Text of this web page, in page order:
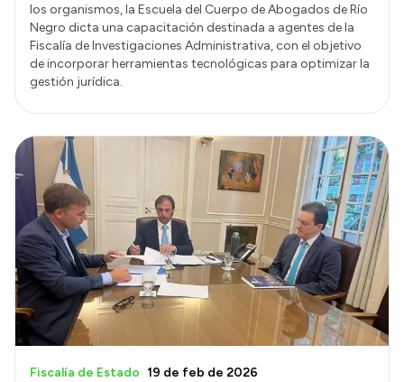
los organismos, la Escuela del Cuerpo de Abogados de Río
Negro dicta una capacitación destinada a agentes de la
Fiscalía de Investigaciones Administrativa, con el objetivo
de incorporar herramientas tecnológicas para optimizar la
gestión jurídica.
Fiscalía de Estado 19 de feb de 2026